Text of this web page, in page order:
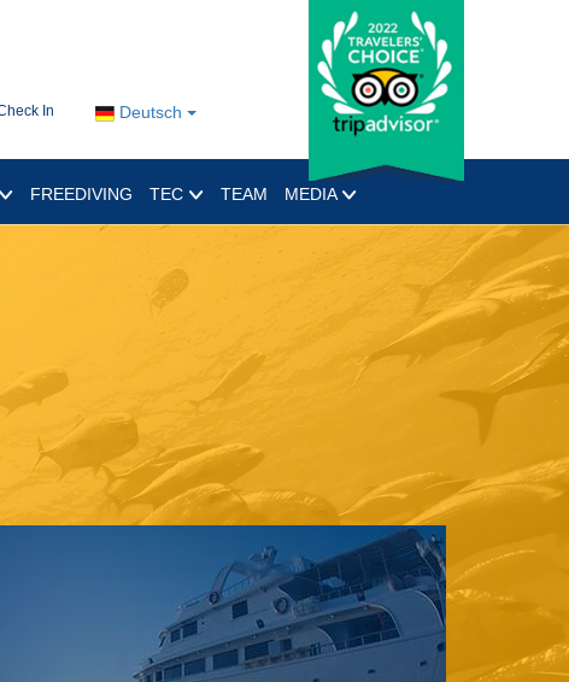
Deutsch
In
FREEDIVING TEC TEAM MEDIA